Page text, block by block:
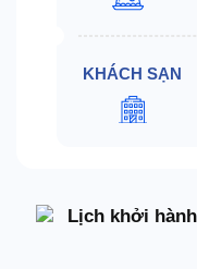
KHÁCH SẠN
Lịch khởi